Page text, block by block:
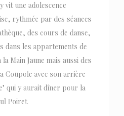
vit une adolescence
rythmée par des séances
des cours de danse,
dans les appartements de
Main Jaune mais aussi des
Coupole avec son arrière
qui y aurait dîner pour la
Poiret.